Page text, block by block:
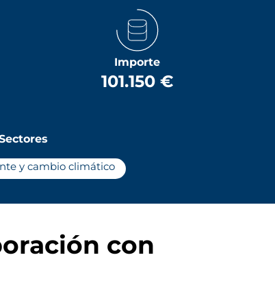
Importe
101.150 €
y cambio climático
con